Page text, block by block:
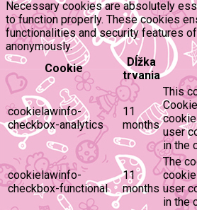
Necessary cookies are absolutely
to function properly. These cookies
functionalities and security features
anonymously.
Cookie
Dĺžka
trvania
cookielawinfo-
checkbox-analytics
11
months
This
user
in the
cookielawinfo-
checkbox-functional
11
months
The
user
in the